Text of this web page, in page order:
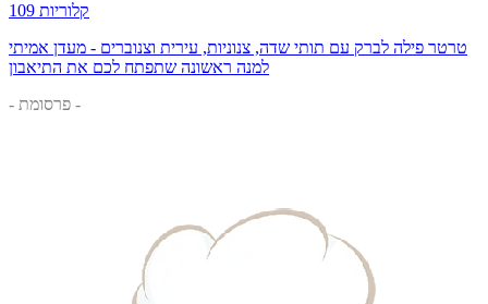
109 קלוריות
טרטר פילה לברק עם תותי שדה, צנוניות, עירית וצנוברים - מעדן אמיתי
למנה ראשונה שתפתח לכם את התיאבון
- פרסומת -